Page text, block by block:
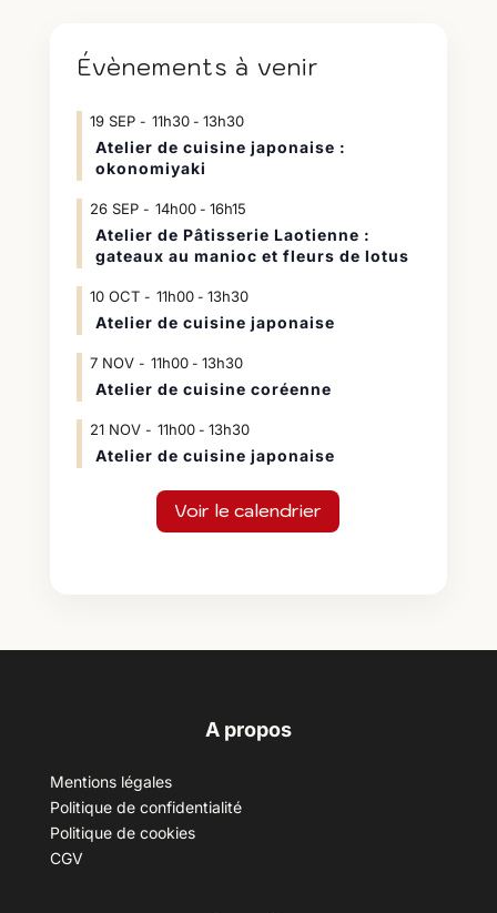
Évènements à venir
19 SEP 11h30- 13h30
Atelier de cuisine japonaise :
okonomiyaki
26 SEP 14h00- 16h15
Atelier de Pâtisserie Laotienne :
gateaux au manioc et fleurs de lotus
10 OCT 11h00- 13h30
Atelier de cuisine japonaise
7 NOV 11h00- 13h30
Atelier de cuisine coréenne
21 NOV 11h00- 13h30
Atelier de cuisine japonaise
Voir le calendrier
A propos
Mentions légales
Politique de confidentialité
Politique de cookies
CGV